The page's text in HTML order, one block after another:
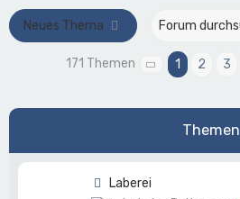
Neues Thema
171 Themen Seite 1von12
1 2 3
Themen
Laberei